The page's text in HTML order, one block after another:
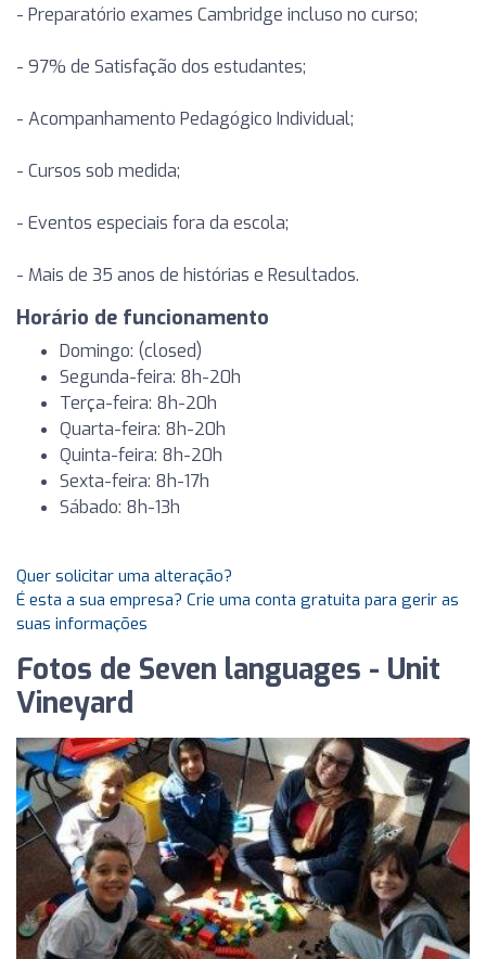
- Preparatório exames Cambridge incluso no curso;
- 97% de Satisfação dos estudantes;
- Acompanhamento Pedagógico Individual;
- Cursos sob medida;
- Eventos especiais fora da escola;
- Mais de 35 anos de histórias e Resultados.
Horário de funcionamento
Domingo: (closed)
Segunda-feira: 8h-20h
Terça-feira: 8h-20h
Quarta-feira: 8h-20h
Quinta-feira: 8h-20h
Sexta-feira: 8h-17h
Sábado: 8h-13h
Quer solicitar uma alteração?
É esta a sua empresa? Crie uma conta gratuita para gerir as
suas informações
Fotos de Seven languages ​​- Unit
Vineyard